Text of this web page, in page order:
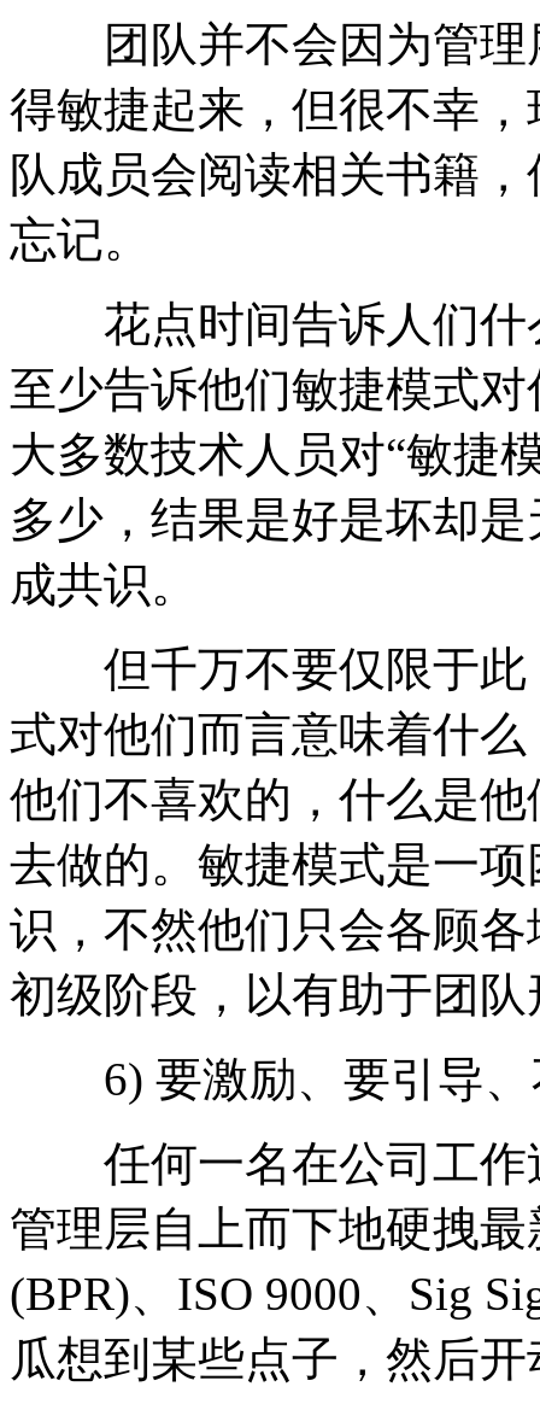
团队并不会因为管理
得敏捷起来，但很不幸
队成员会阅读相关书籍
忘记。
花点时间告诉人们什
至少告诉他们敏捷模式
大多数技术人员对“敏捷
多少，结果是好是坏却
成共识。
但千万不要仅限于此
式对他们而言意味着什
他们不喜欢的，什么是
去做的。敏捷模式是一
识，不然他们只会各顾
初级阶段，以有助于团
6) 要激励、要引导、
任何一名在公司工作
管理层自上而下地硬拽
(BPR)、ISO 9000、Sig
瓜想到某些点子，然后